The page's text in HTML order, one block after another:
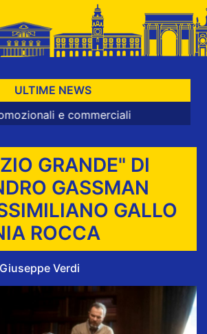
ULTIME NEWS
e commerciali
GRANDE" DI
GASSMAN
GALLO
ROCCA
Verdi